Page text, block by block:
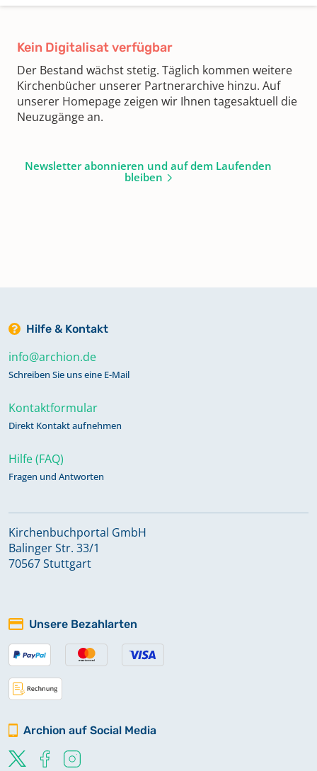
Kein Digitalisat verfügbar
Der Bestand wächst stetig. Täglich kommen weitere
Kirchenbücher unserer Partnerarchive hinzu. Auf
unserer Homepage zeigen wir Ihnen tagesaktuell die
Neuzugänge an.
Newsletter abonnieren und auf dem Laufenden
bleiben
Hilfe & Kontakt
info@archion.de
Schreiben Sie uns eine E-Mail
Kontaktformular
Direkt Kontakt aufnehmen
Hilfe (FAQ)
Fragen und Antworten
Kirchenbuchportal GmbH
Balinger Str. 33/1
70567 Stuttgart
Unsere Bezahlarten
Archion auf Social Media